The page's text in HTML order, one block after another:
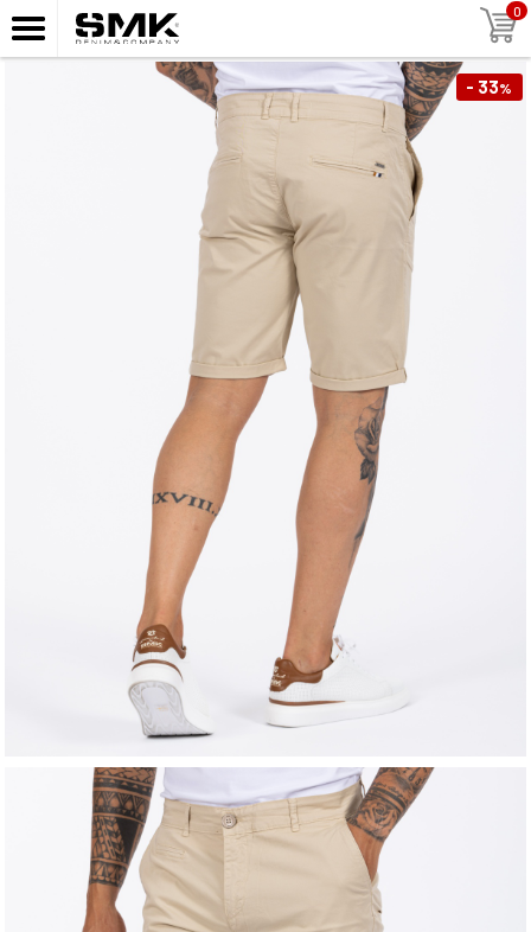
0
- 33%